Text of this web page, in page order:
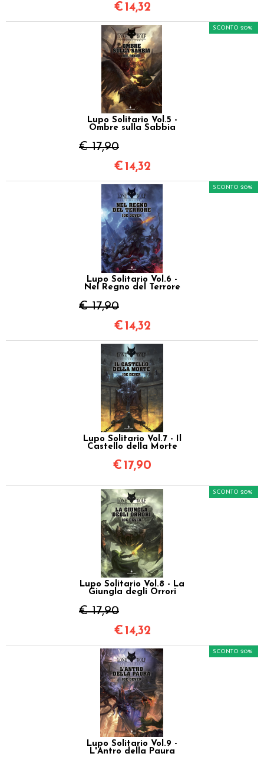
€ 14,32
Lupo Solitario Vol.5 -
Ombre sulla Sabbia
€ 17,90
SCONTO 20%
€ 14,32
Lupo Solitario Vol.6 -
Nel Regno del Terrore
€ 17,90
SCONTO 20%
€ 14,32
Lupo Solitario Vol.7 - Il
Castello della Morte
€ 17,90
Lupo Solitario Vol.8 - La
Giungla degli Orrori
€ 17,90
SCONTO 20%
€ 14,32
Lupo Solitario Vol.9 -
L'Antro della Paura
SCONTO 20%